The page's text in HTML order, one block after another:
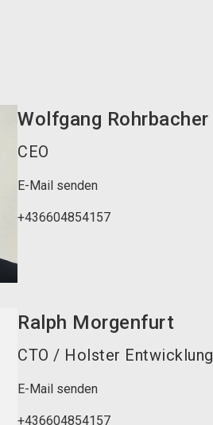
Wolfgang Rohrbacher
CEO
E-Mail senden
+436604854157
Ralph Morgenfurt
CTO / Holster Entwicklung
E-Mail senden
+436604854157